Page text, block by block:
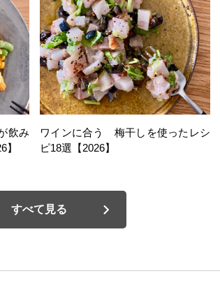
飲み
ワインに合う 梅干しを使ったレシ
ピ18選【2026】
すべて見る